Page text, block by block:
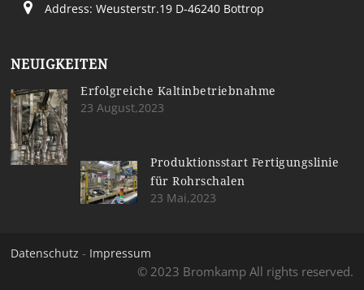
Address: Weusterstr.19 D-46240 Bottrop
NEUIGKEITEN
Erfolgreiche Kaltinbetriebnahme
23 August,2023
Produktionsstart Fertigungslinie
für Rohrschalen
23 Mai,2023
Datenschutz - Impressum
© 2023 Bromkamp All rights reserved.